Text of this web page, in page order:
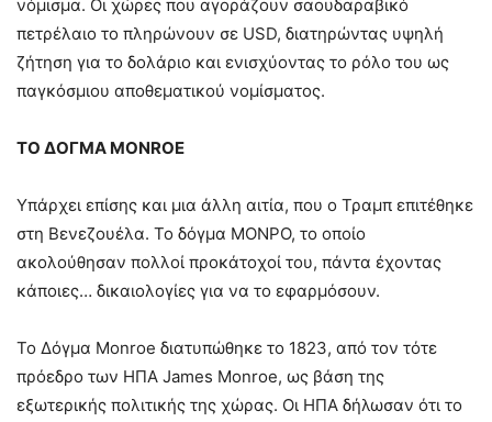
νόμισμα. Οι χώρες που αγοράζουν σαουδαραβικό
πετρέλαιο το πληρώνουν σε USD, διατηρώντας υψηλή
ζήτηση για το δολάριο και ενισχύοντας το ρόλο του ως
παγκόσμιου αποθεματικού νομίσματος.
ΤΟ ΔΟΓΜΑ MONROE
Υπάρχει επίσης και μια άλλη αιτία, που ο Τραμπ επιτέθηκε
στη Βενεζουέλα. Το δόγμα ΜΟΝΡΟ, το οποίο
ακολούθησαν πολλοί προκάτοχοί του, πάντα έχοντας
κάποιες… δικαιολογίες για να το εφαρμόσουν.
Το Δόγμα Monroe διατυπώθηκε το 1823, από τον τότε
πρόεδρο των ΗΠΑ James Monroe, ως βάση της
εξωτερικής πολιτικής της χώρας. Οι ΗΠΑ δήλωσαν ότι το